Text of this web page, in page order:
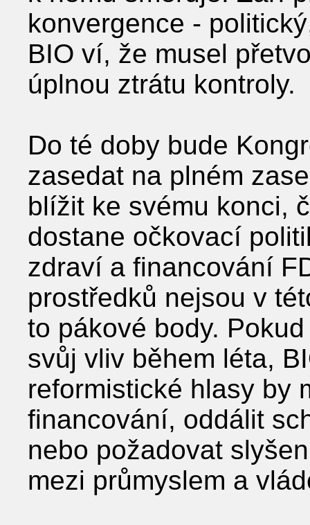
konvergence -
BIO ví, že musel
úplnou ztrátu kontroly.
Do té doby bude
zasedat na plném
blížit ke svému konci,
dostane očkovací
zdraví a financování
prostředků nejsou v
to pákové body.
svůj vliv během léta,
reformistické hlasy by
financování, oddálit
nebo požadovat
mezi průmyslem a